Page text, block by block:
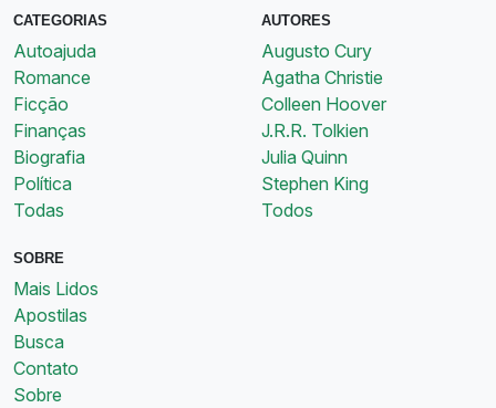
CATEGORIAS
Autoajuda
Romance
Ficção
Finanças
Biografia
Política
Todas
AUTORES
Augusto Cury
Agatha Christie
Colleen Hoover
J.R.R. Tolkien
Julia Quinn
Stephen King
Todos
SOBRE
Mais Lidos
Apostilas
Busca
Contato
Sobre